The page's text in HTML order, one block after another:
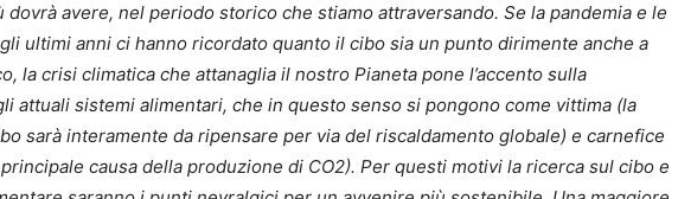
dovrà avere, nel periodo storico che stiamo attraversando. Se la pandemia e le
ultimi anni ci hanno ricordato quanto il cibo sia un punto dirimente anche a
la crisi climatica che attanaglia il nostro Pianeta pone l’accento sulla
attuali sistemi alimentari, che in questo senso si pongono come vittima (la
sarà interamente da ripensare per via del riscaldamento globale) e carnefice
causa della produzione di CO2). Per questi motivi la ricerca sul cibo e